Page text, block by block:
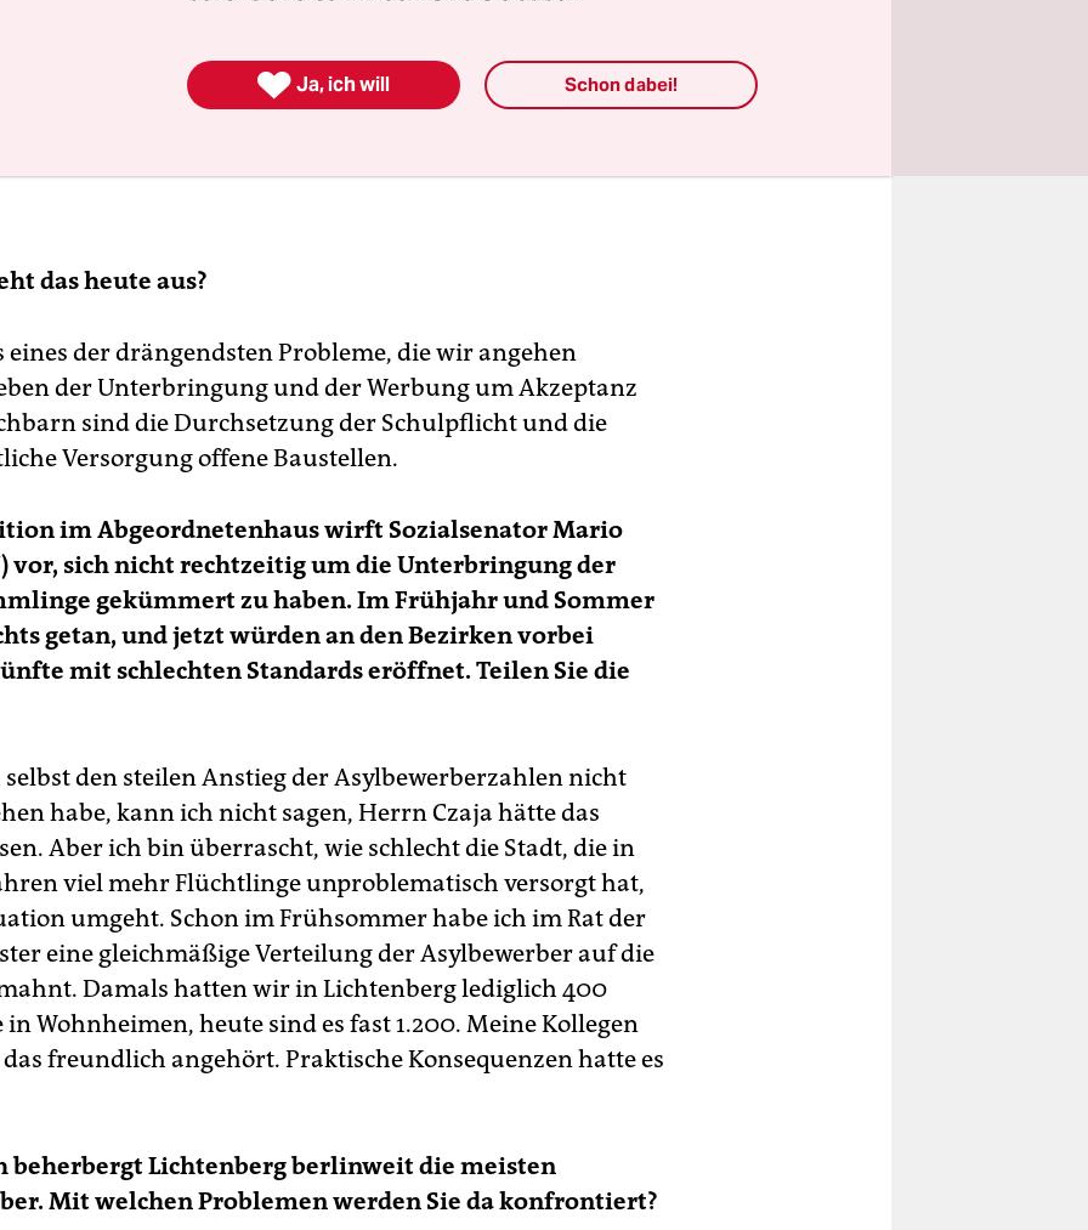
das heute aus?
eines der drängendsten Probleme, die wir angehen
der Unterbringung und der Werbung um Akzeptanz
sind die Durchsetzung der Schulpflicht und die
Versorgung offene Baustellen.
im Abgeordnetenhaus wirft Sozialsenator Mario
vor, sich nicht rechtzeitig um die Unterbringung der
gekümmert zu haben. Im Frühjahr und Sommer
getan, und jetzt würden an den Bezirken vorbei
mit schlechten Standards eröffnet. Teilen Sie die
selbst den steilen Anstieg der Asylbewerberzahlen nicht
habe, kann ich nicht sagen, Herrn Czaja hätte das
Aber ich bin überrascht, wie schlecht die Stadt, die in
viel mehr Flüchtlinge unproblematisch versorgt hat,
umgeht. Schon im Frühsommer habe ich im Rat der
eine gleichmäßige Verteilung der Asylbewerber auf die
Damals hatten wir in Lichtenberg lediglich 400
Wohnheimen, heute sind es fast 1.200. Meine Kollegen
freundlich angehört. Praktische Konsequenzen hatte es
beherbergt Lichtenberg berlinweit die meisten
Mit welchen Problemen werden Sie da konfrontiert?
 Ja, ich will Schon dabei!